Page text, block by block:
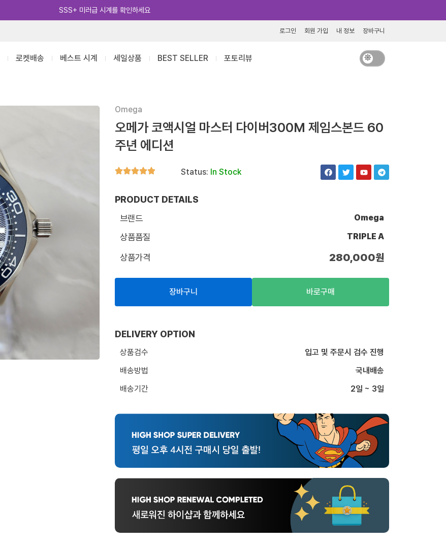
카카오톡 추가 [바로가기]
로그인 회원 가입 내 정보 장바구니
로켓배송 베스트 시계 세일상품 BEST SELLER 포토리뷰
Omega
오메가 코액시얼 마스터 다이버300M 제임스본드 60
주년 에디션
Status: In Stock
F
a
c
T
w
i
Y
o
u
T
e
l
m
PRODUCT DETAILS
브랜드
Omega
상품품질 TRIPLE A
상품가격 280,000원
장바구니 바로구매
DELIVERY OPTION
상품검수
입고 및 주문시 검수 진행
배송방법
국내배송
배송기간
2일 ~ 3일